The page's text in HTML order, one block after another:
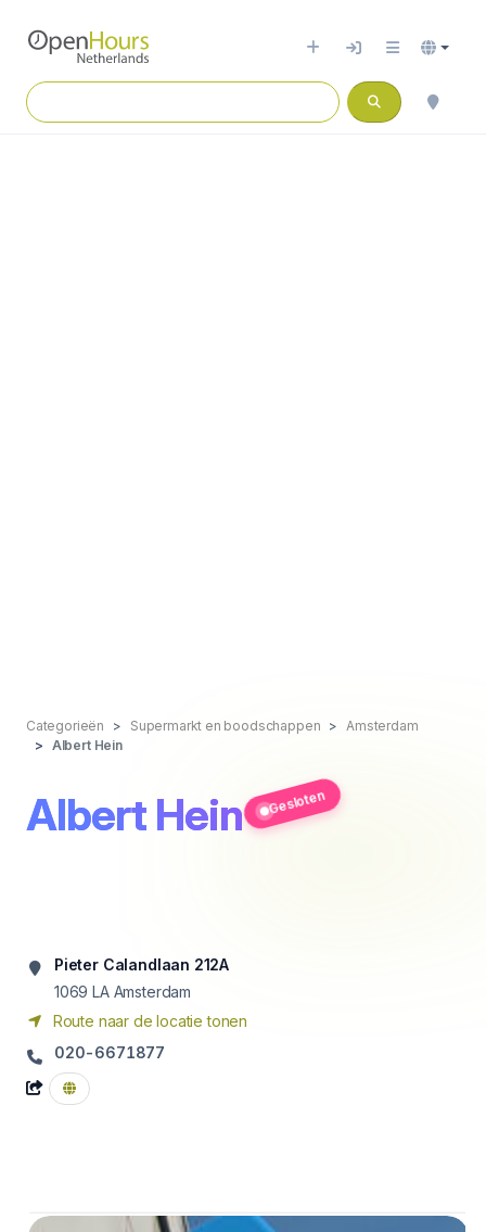
Categorieën Supermarkt en boodschappen
Amsterdam
Albert Hein
Albert Hein Gesloten
Pieter Calandlaan 212A
1069 LA Amsterdam
Route naar de locatie tonen
020-6671877